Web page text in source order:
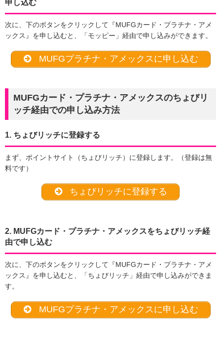
申し込む
次に、下のボタンをクリックして『MUFGカード・プラチナ・アメ
ックス』を申し込むと、「モッピー」経由で申し込みができます。
MUFGプラチナ・アメックスに申し込む
MUFGカード・プラチナ・アメックスのちょびリ
ッチ経由での申し込み方法
1. ちょびリッチに登録する
まず、ポイントサイト（ちょびリッチ）に登録します。（登録は無
料です）
ちょびリッチに登録する
2. MUFGカード・プラチナ・アメックスをちょびリッチ経
由で申し込む
次に、下のボタンをクリックして『MUFGカード・プラチナ・アメ
ックス』を申し込むと、「ちょびリッチ」経由で申し込みができま
す。
MUFGプラチナ・アメックスに申し込む